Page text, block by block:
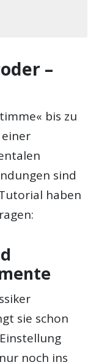
–
bis zu
sind
haben
sie schon
noch ins